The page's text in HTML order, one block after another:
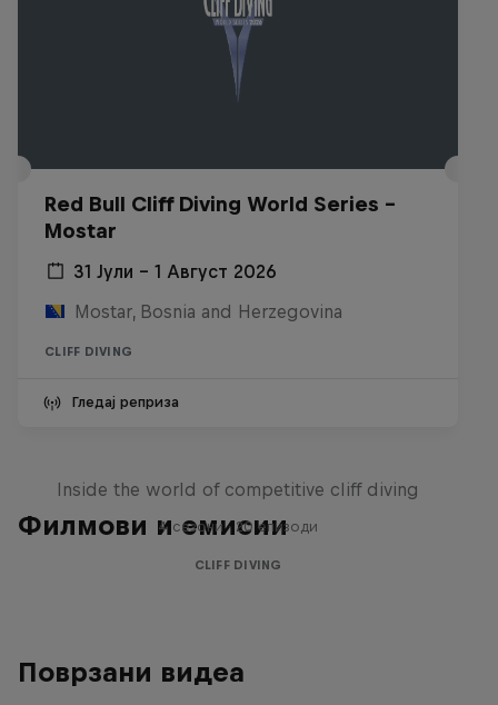
Red Bull Cliff Diving World Series -
Mostar
31 Јули – 1 Август 2026
Mostar, Bosnia and Herzegovina
CLIFF DIVING
Гледај реприза
Филмови и емисии
Inside the world of competitive cliff diving
4 сезони · 20 епизоди
CLIFF DIVING
Поврзани видеа